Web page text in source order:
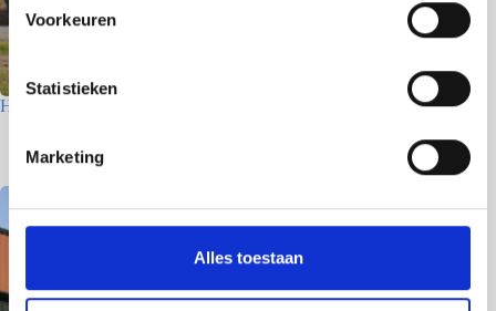
t
e
m
m
l
Voorkeuren
Statistieken
Marketing
Alles toestaan
Houtfabriek – Utrecht